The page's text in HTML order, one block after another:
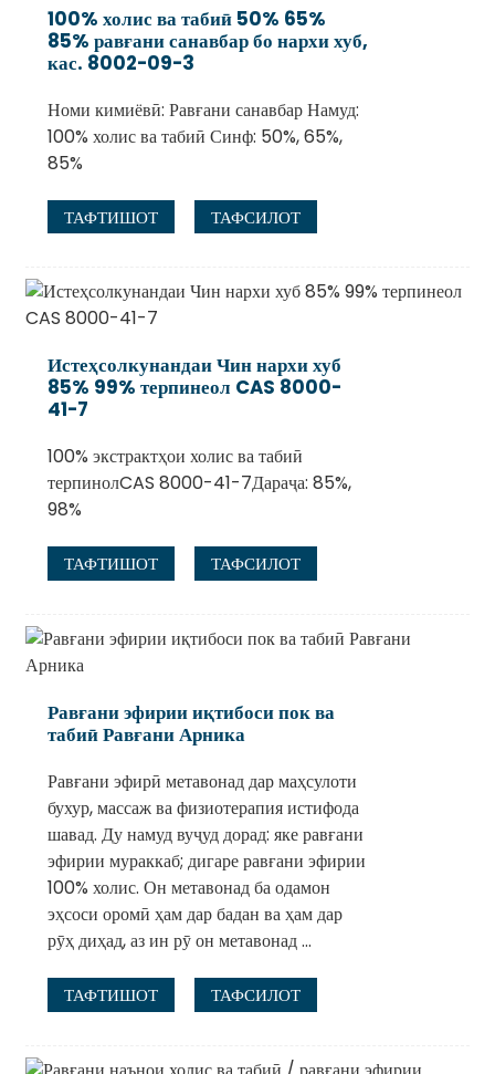
100% холис ва табиӣ 50% 65%
85% равғани санавбар бо нархи хуб,
кас. 8002-09-3
Номи кимиёвӣ: Равғани санавбар Намуд:
100% холис ва табиӣ Синф: 50%, 65%,
85%
ТАФТИШОТ ТАФСИЛОТ
Истеҳсолкунандаи Чин нархи хуб
85% 99% терпинеол CAS 8000-
41-7
100% экстрактҳои холис ва табиӣ
терпинолCAS 8000-41-7Дараҷа: 85%,
98%
ТАФТИШОТ ТАФСИЛОТ
Равғани эфирии иқтибоси пок ва
табиӣ Равғани Арника
Равғани эфирӣ метавонад дар маҳсулоти
бухур, массаж ва физиотерапия истифода
шавад. Ду намуд вуҷуд дорад: яке равғани
эфирии мураккаб; дигаре равғани эфирии
100% холис. Он метавонад ба одамон
эҳсоси оромӣ ҳам дар бадан ва ҳам дар
рӯҳ диҳад, аз ин рӯ он метавонад ...
ТАФТИШОТ ТАФСИЛОТ